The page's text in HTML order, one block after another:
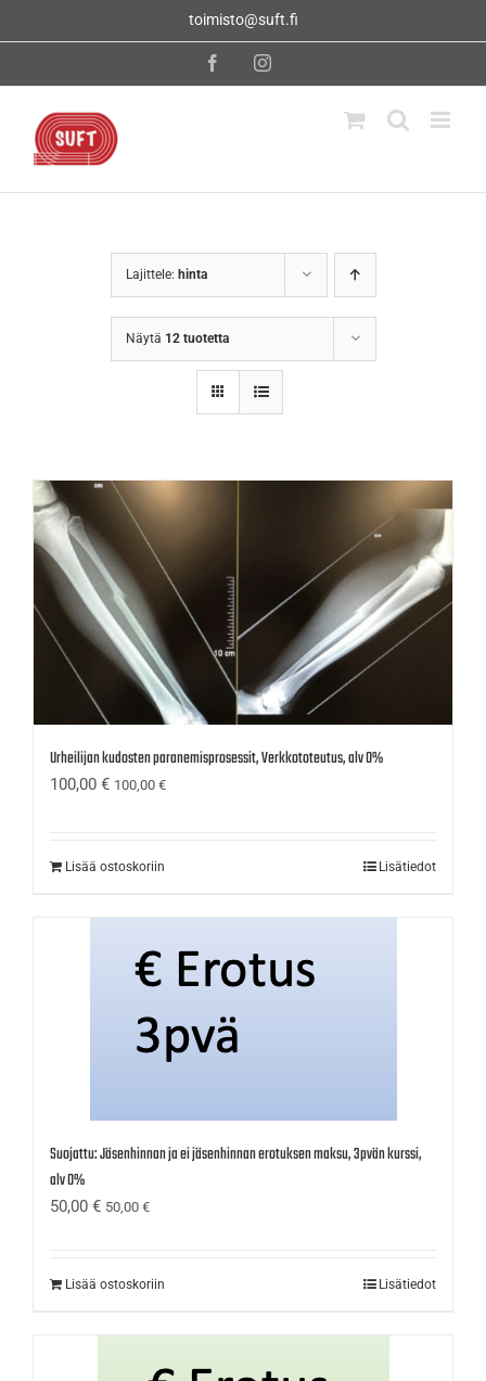
toimisto@suft.fi
FacebookInstagram
Lajittele: hinta
Näytä 12 tuotetta
Urheilijan kudosten paranemisprosessit, Verkkototeutus, alv 0%
100,00 € 100,00 €
Lisää ostoskoriin Lisätiedot
Suojattu: Jäsenhinnan ja ei jäsenhinnan erotuksen maksu, 3pvän kurssi,
alv 0%
50,00 € 50,00 €
Lisää ostoskoriin Lisätiedot